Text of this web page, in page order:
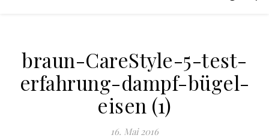
braun-CareStyle-5-test-
erfahrung-dampf-bügel-
eisen (1)
16. Mai 2016